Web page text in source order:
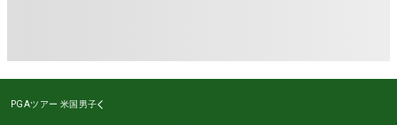
PGAツアー 米国男子